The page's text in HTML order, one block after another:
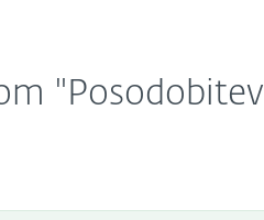
"Posodobitev